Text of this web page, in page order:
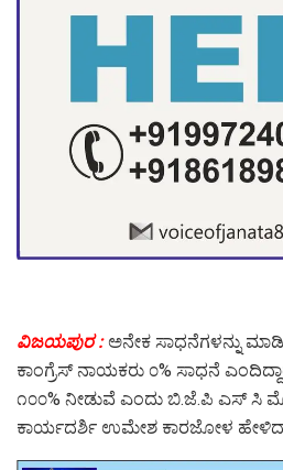
ವಿಜಯಪುರ :ಅನೇಕ ಸಾಧನೆಗಳನ್ನು
ಕಾಂಗ್ರೆಸ್ ನಾಯಕರು ೦% ಸಾಧನೆ
೧೦೦% ನೀಡುವೆ ಎಂದು ಬಿ.ಜೆ.ಪಿ ಎಸ್ ಸಿ‌
ಕಾರ್ಯದರ್ಶಿ ಉಮೇಶ ಕಾರಜೋಳ